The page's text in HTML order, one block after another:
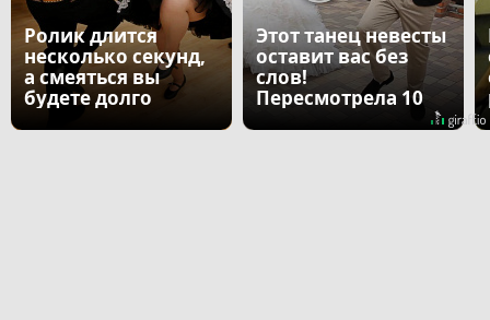
Ролик длится
несколько секунд,
а смеяться вы
будете долго
Этот танец невесты
оставит вас без
слов!
Пересмотрела 10